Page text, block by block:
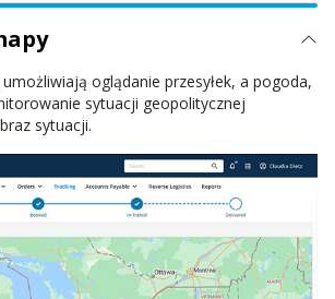
oglądanie przesyłek, a pogoda,
sytuacji geopolitycznej
sytuacji.